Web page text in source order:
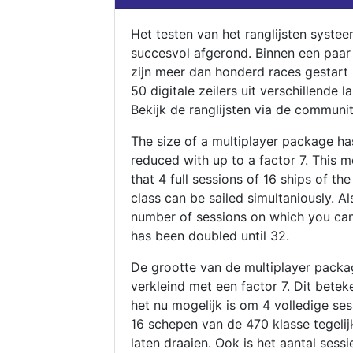
Het testen van het ranglijsten
succesvol afgerond. Binnen een
zijn meer dan honderd races gestart
50 digitale zeilers uit verschillende
Bekijk de ranglijsten via de
The size of a multiplayer package
reduced with up to a factor 7. This
that 4 full sessions of 16 ships of
class can be sailed simultaniously.
number of sessions on which you
has been doubled until 32.
De grootte van de multiplayer
verkleind met een factor 7. Dit
het nu mogelijk is om 4 volledige
16 schepen van de 470 klasse
laten draaien. Ook is het aantal